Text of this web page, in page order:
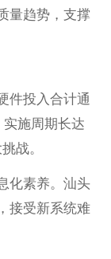
量趋势，支撑
件投入合计通
施周期长达
战。
化素养。汕头
接受新系统难